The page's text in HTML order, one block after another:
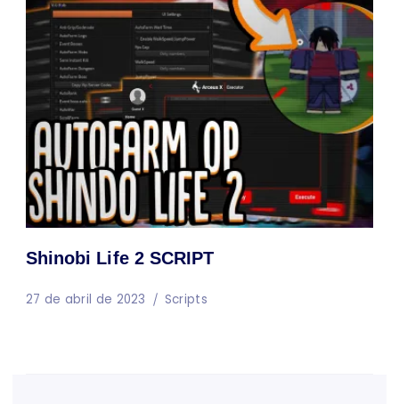
Shinobi Life 2 SCRIPT
27 de abril de 2023 Scripts